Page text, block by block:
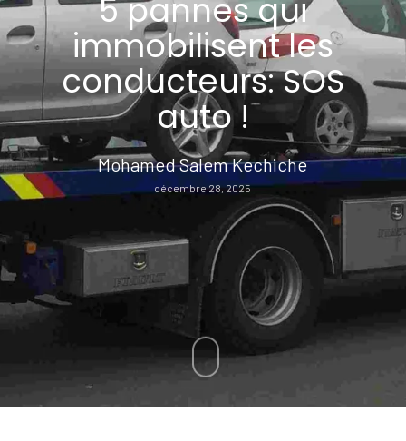
5 pannes qui
immobilisent les
conducteurs: SOS
auto !
Mohamed Salem Kechiche
décembre 28, 2025